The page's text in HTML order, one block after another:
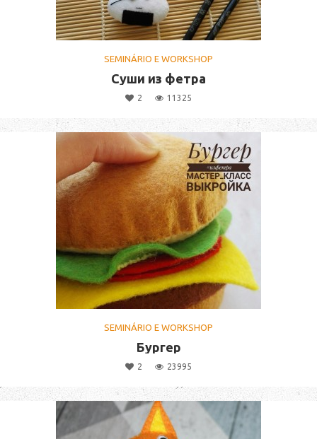
SEMINÁRIO E WORKSHOP
Суши из фетра
2 11325
SEMINÁRIO E WORKSHOP
Бургер
2 23995